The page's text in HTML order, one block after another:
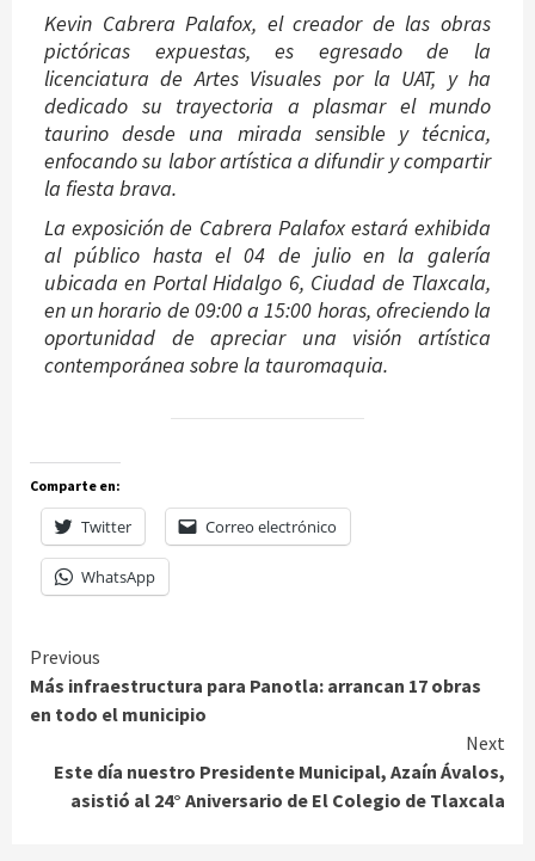
Kevin Cabrera Palafox, el creador de las obras
pictóricas expuestas, es egresado de la
licenciatura de Artes Visuales por la UAT, y ha
dedicado su trayectoria a plasmar el mundo
taurino desde una mirada sensible y técnica,
enfocando su labor artística a difundir y compartir
la fiesta brava.
La exposición de Cabrera Palafox estará exhibida
al público hasta el 04 de julio en la galería
ubicada en Portal Hidalgo 6, Ciudad de Tlaxcala,
en un horario de 09:00 a 15:00 horas, ofreciendo la
oportunidad de apreciar una visión artística
contemporánea sobre la tauromaquia.
Comparte en:
Twitter Correo electrónico
WhatsApp
Continue
Reading
Previous
Más infraestructura para Panotla: arrancan 17 obras
en todo el municipio
Next
Este día nuestro Presidente Municipal, Azaín Ávalos,
asistió al 24° Aniversario de El Colegio de Tlaxcala